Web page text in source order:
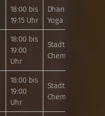
18:00 bis
19:15 Uhr
Dhananjaya
Yoga Chemnitz
18:00 bis
19:00
Uhr
Stadthallenpark
Chemnitz
18:00 bis
19:00
Uhr
Stadthallenpark
Chemnitz